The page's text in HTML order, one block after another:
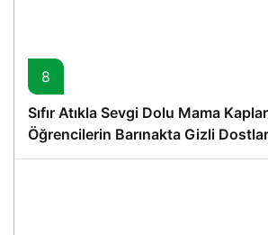
8
Sıfır Atıkla Sevgi Dolu Mama
Öğrencilerin Barınakta Gizli
Proje